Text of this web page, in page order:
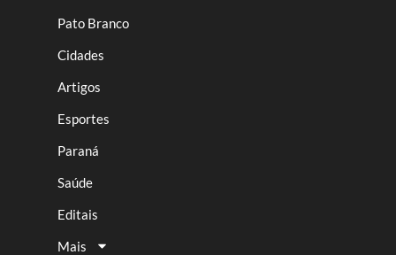
Pato Branco
Cidades
Artigos
Esportes
Paraná
Saúde
Editais
Mais